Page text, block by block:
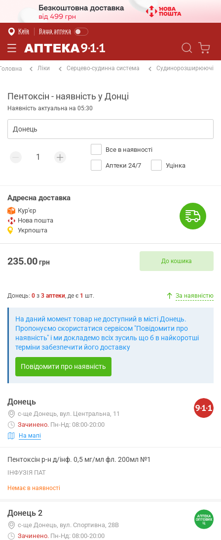
Київ Ваша аптека
Ліки Серцево-судинна система Судинорозширюючі
Пентоксін - наявність у Донці
Наявність актуальна на 05:30
Все в наявності
Аптеки 24/7 Уцінка
Адресна доставка
Кур'єр
Нова пошта
Укрпошта
235.00грн До кошика
Донець: 0 з 3 аптеки, де є 1 шт. За наявністю
На даний момент товар не доступний в місті Донець.
Пропонуємо скористатися сервісом "Повідомити про
наявність" і ми докладемо всіх зусиль що б в найкоротші
терміни забезпечити його доставку
Повідомити про наявність
Донець
с-ще Донець, вул. Центральна, 11
Зачинено. Пн-Нд: 08:00-20:00
На мапі
Пентоксін р-н д/інф. 0,5 мг/мл фл. 200мл №1
ІНФУЗІЯ ПАТ
Немає в наявності
Донець 2
с-ще Донець, вул. Спортивна, 28В
Зачинено. Пн-Нд: 08:00-20:00